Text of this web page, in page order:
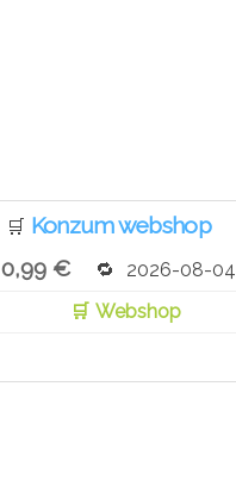
🛒 Konzum webshop
0,99 €
2026-08-04
Webshop